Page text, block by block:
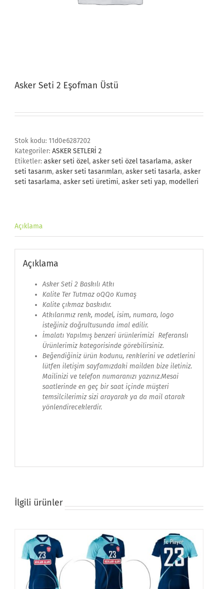
Asker Seti 2 Eşofman Üstü
Stok kodu: 11d0e6287202
Kategoriler: ASKER SETLERİ 2
Etiketler: asker seti özel, asker seti özel tasarlama, asker
seti tasarım, asker seti tasarımları, asker seti tasarla, asker
seti tasarlama, asker seti üretimi, asker seti yap, modelleri
Açıklama
Açıklama
Asker Seti 2 Baskılı Atkı
Kalite Ter Tutmaz oQQo Kumaş
Kalite çıkmaz baskıdır.
Atkılarımız renk, model, isim, numara, logo
isteğiniz doğrultusunda imal edilir.
İmalatı Yapılmış benzeri ürünlerimizi Referanslı
Ürünlerimiz kategorisinde görebilirsiniz.
Beğendiğiniz ürün kodunu, renklerini ve adetlerini
lütfen iletişim sayfamızdaki mailden bize iletiniz.
Mailinizi ve telefon numaranızı yazınız.Mesai
saatlerinde en geç bir saat içinde müşteri
temsilcilerimiz sizi arayarak ya da mail atarak
yönlendireceklerdir.
İlgili ürünler